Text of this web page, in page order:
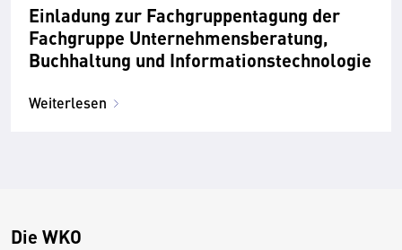
Einladung zur Fachgruppentagung der
Fachgruppe Unternehmensberatung,
Buchhaltung und Informationstechnologie
Weiterlesen
Die WKO